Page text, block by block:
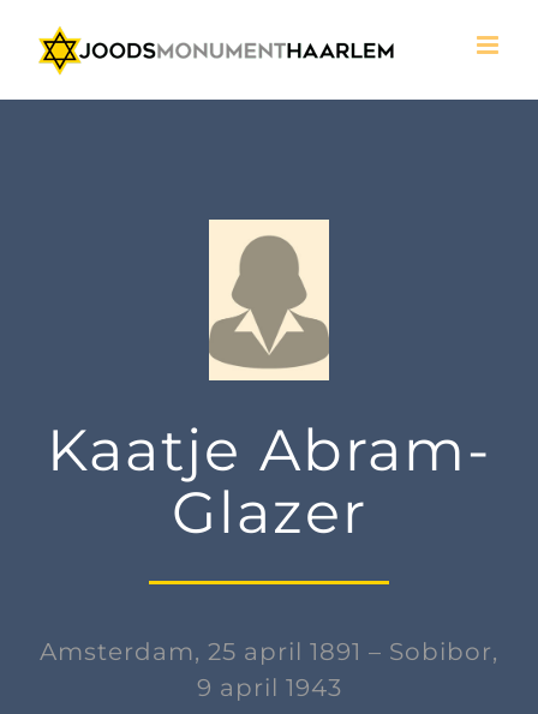
inhoud
Kaatje Abram-
Glazer
Amsterdam, 25 april 1891 – Sobibor,
9 april 1943